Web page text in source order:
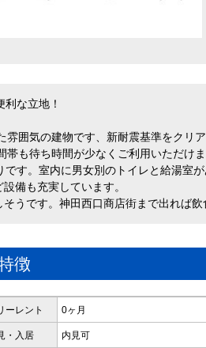
な立地！
囲気の建物です、新耐震基準をクリア
も待ち時間が少なくご利用いただけま
す。室内に男女別のトイレと給湯室が
備も充実しています。
うです。神田西口商店街まで出れば飲
徴
ーレント 0ヶ月
・入居 内見可